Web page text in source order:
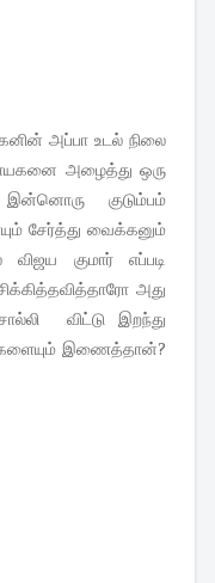
அப்பா உடல் நிலை
அழைத்து ஒரு
குடும்பம்
சேர்த்து வைக்கனும்
விஜய குமார் எப்படி
அது
விட்டு இறந்து
இணைத்தான்?